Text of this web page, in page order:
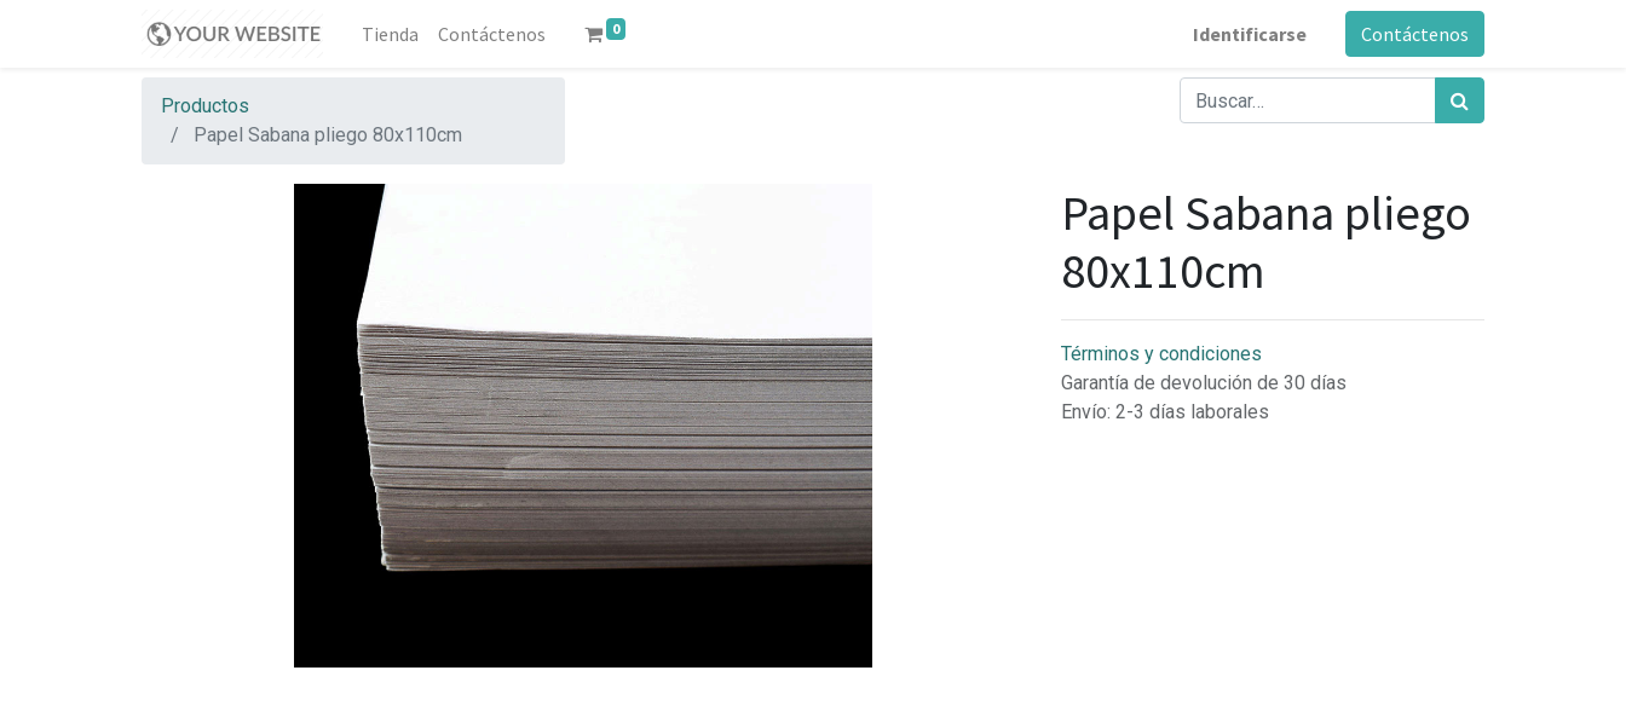
Tienda Contáctenos 0 Identificarse Contáctenos
Productos
Papel Sabana pliego 80x110cm
Papel Sabana pliego
80x110cm
Términos y condiciones
Garantía de devolución de 30 días
Envío: 2-3 días laborales